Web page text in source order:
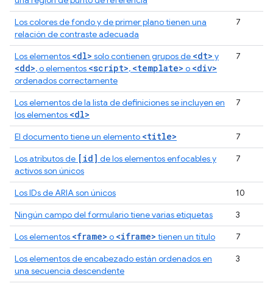
Los colores de fondo y de primer plano tienen una
relación de contraste adecuada
7
Los elementos <dl> solo contienen grupos de <dt> y
<dd>, o elementos <script>, <template> o <div>
ordenados correctamente
7
Los elementos de la lista de definiciones se incluyen en
los elementos <dl>
7
El documento tiene un elemento <title>
7
Los atributos de [id] de los elementos enfocables y
activos son únicos
7
Los IDs de ARIA son únicos
10
Ningún campo del formulario tiene varias etiquetas
3
Los elementos <frame> o <iframe> tienen un título
7
Los elementos de encabezado están ordenados en
una secuencia descendente
3